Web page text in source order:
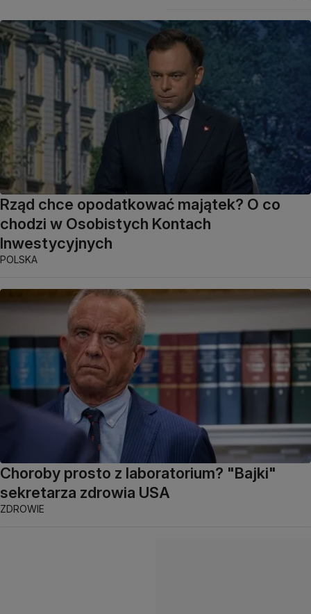
Rząd chce opodatkować majątek? O co
chodzi w Osobistych Kontach
Inwestycyjnych
POLSKA
Choroby prosto z laboratorium? "Bajki"
sekretarza zdrowia USA
ZDROWIE